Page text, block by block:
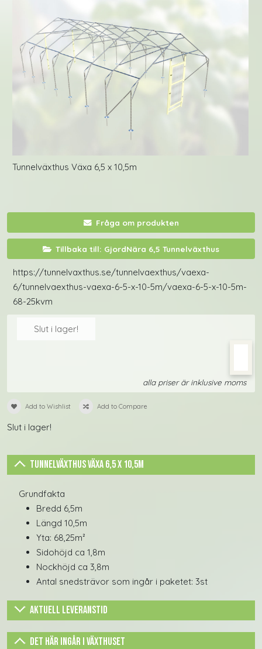
Tunnelväxthus Växa 6,5 x 10,5m
Fråga om produkten
Tillbaka till: GjordNära 6,5 Tunnelväxthus
https://tunnelvaxthus.se/tunnelvaexthus/vaexa-
6/tunnelvaexthus-vaexa-6-5-x-10-5m/vaexa-6-5-x-10-5m-
68-25kvm
Slut i lager!
alla priser är inklusive moms
Add to Wishlist Add to Compare
Slut i lager!
Tunnelväxthus Växa 6,5 x 10,5m
Grundfakta
Bredd 6,5m
Längd 10,5m
Yta: 68,25m²
Sidohöjd ca 1,8m
Nockhöjd ca 3,8m
Antal snedsträvor som ingår i paketet: 3st
Aktuell Leveranstid
Normal leveranstid:Normalt tar det ca 1-2 veckor att
Det här ingår i växthuset